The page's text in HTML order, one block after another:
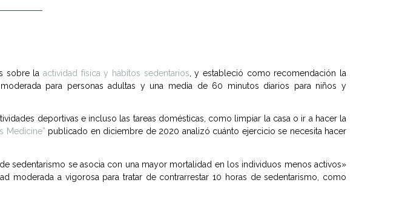
sobre la actividad física y hábitos sedentarios , y estableció como recomendación la
para personas adultas y una media de 60 minutos diarios para niños y
deportivas e incluso las tareas domésticas, como limpiar la casa o ir a hacer la
Medicine” publicado en diciembre de 2020 analizó cuánto ejercicio se necesita hacer
sedentarismo se asocia con una mayor mortalidad en los individuos menos activos»
moderada a vigorosa para tratar de contrarrestar 10 horas de sedentarismo, como